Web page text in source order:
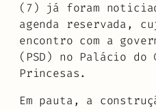
(7) já foram
agenda reservada,
encontro com a
(PSD) no Palácio do
Princesas.
Em pauta, a